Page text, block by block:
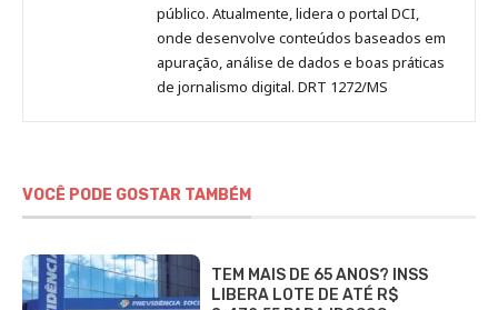
público. Atualmente, lidera o portal DCI,
onde desenvolve conteúdos baseados em
apuração, análise de dados e boas práticas
de jornalismo digital. DRT 1272/MS
VOCÊ PODE GOSTAR TAMBÉM
TEM MAIS DE 65 ANOS? INSS
LIBERA LOTE DE ATÉ R$